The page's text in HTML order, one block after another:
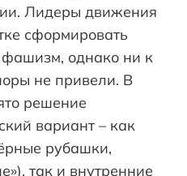
Лидеры движения
сформировать
фашизм, однако ни к
не привели. В
решение
вариант – как
рубашки,
так и внутренние